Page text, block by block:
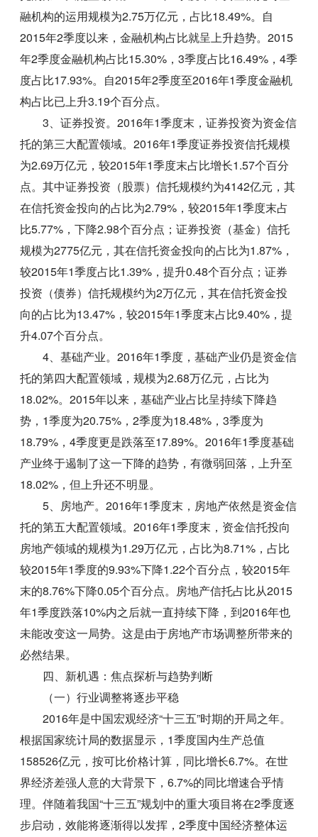
融机构的运用规模为2.75万亿元，占比18.49%。自
2015年2季度以来，金融机构占比就呈上升趋势。2015
年2季度金融机构占比15.30%，3季度占比16.49%，4季
度占比17.93%。自2015年2季度至2016年1季度金融机
构占比已上升3.19个百分点。
3、证券投资。2016年1季度末，证券投资为资金信
托的第三大配置领域。2016年1季度证券投资信托规模
为2.69万亿元，较2015年1季度末占比增长1.57个百分
点。其中证券投资（股票）信托规模约为4142亿元，其
在信托资金投向的占比为2.79%，较2015年1季度末占
比5.77%，下降2.98个百分点；证券投资（基金）信托
规模为2775亿元，其在信托资金投向的占比为1.87%，
较2015年1季度占比1.39%，提升0.48个百分点；证券
投资（债券）信托规模约为2万亿元，其在信托资金投
向的占比为13.47%，较2015年1季度末占比9.40%，提
升4.07个百分点。
4、基础产业。2016年1季度，基础产业仍是资金信
托的第四大配置领域，规模为2.68万亿元，占比为
18.02%。2015年以来，基础产业占比呈持续下降趋
势，1季度为20.75%，2季度为18.48%，3季度为
18.79%，4季度更是跌落至17.89%。2016年1季度基础
产业终于遏制了这一下降的趋势，有微弱回落，上升至
18.02%，但上升还不明显。
5、房地产。2016年1季度末，房地产依然是资金信
托的第五大配置领域。2016年1季度末，资金信托投向
房地产领域的规模为1.29万亿元，占比为8.71%，占比
较2015年1季度的9.93%下降1.22个百分点，较2015年
末的8.76%下降0.05个百分点。房地产信托占比从2015
年1季度跌落10%内之后就一直持续下降，到2016年也
未能改变这一局势。这是由于房地产市场调整所带来的
必然结果。
四、新机遇：焦点探析与趋势判断
（一）行业调整将逐步平稳
2016年是中国宏观经济“十三五”时期的开局之年。
根据国家统计局的数据显示，1季度国内生产总值
158526亿元，按可比价格计算，同比增长6.7%。在世
界经济差强人意的大背景下，6.7%的同比增速合乎情
理。伴随着我国“十三五”规划中的重大项目将在2季度逐
步启动，效能将逐渐得以发挥，2季度中国经济整体运